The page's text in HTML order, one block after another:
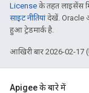
License के तहत लाइसेंस
साइट नीतियांदेखें. Oracle
हुआ ट्रेडमार्क है.
आखिरी बार 2026-02-17
Apigee के बारे में